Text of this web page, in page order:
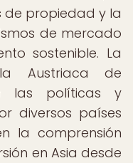
de propiedad y la
de mercado
sostenible. La
Austriaca de
las políticas y
diversos países
la comprensión
en Asia desde